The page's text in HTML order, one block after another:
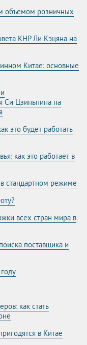
объемом розничных
КНР Ли Кэцяна на
Китае: основные
Си Цзиньпина на
это будет работать
как это работает в
стандартном режиме
всех стран мира в
поставщика и
как стать
в Китае